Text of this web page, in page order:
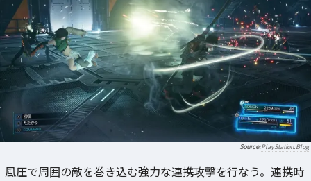
PlayStation.Blog
風圧で周囲の敵を巻き込む強力な連携攻撃を行なう。連携時